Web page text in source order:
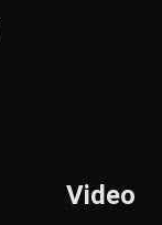
Video